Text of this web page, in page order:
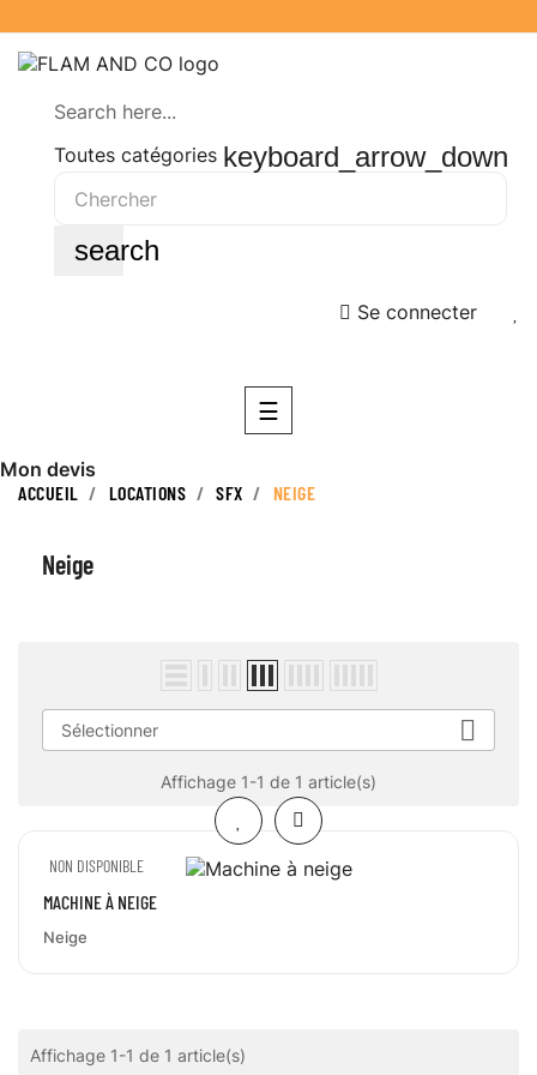
Search here...
Toutes catégories keyboard_arrow_down
search
Se connecter
Basculer
la
☰
Mon devis
ACCUEIL LOCATIONS SFX NEIGE
Neige
Sélectionner 
Affichage 1-1 de 1 article(s)
NON DISPONIBLE
MACHINE À NEIGE
Neige
Affichage 1-1 de 1 article(s)